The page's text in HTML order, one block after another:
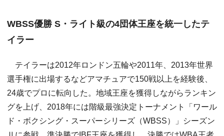
WBSS優勝 S・ライト級の4団体王座を統一したテ
イラー
テイラーは2012年ロンドン五輪や2011年、2013年世界
選手権に出場するなどアマチュアで150戦以上を経験後、
24歳でプロに転向した。地域王座を獲得しながらランキン
グを上げ、2018年には階級最強決定トーナメント「ワール
ド・ボクシング・スーパーシリーズ（WBSS）」シーズン